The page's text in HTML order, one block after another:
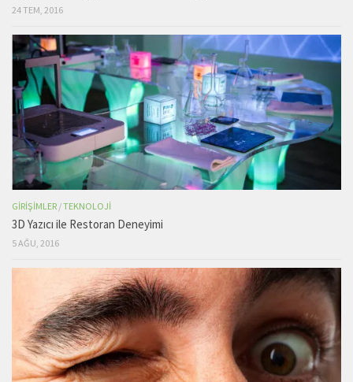
24 TEM, 2016
GIRIŞIMLER /TEKNOLOJI
3D Yazıcı ile Restoran Deneyimi
5 AĞU, 2016